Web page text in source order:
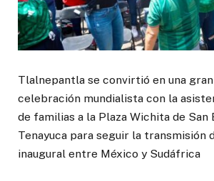
Tlalnepantla se convirtió en una
celebración mundialista con la
de familias a la Plaza Wichita de San
Tenayuca para seguir la transmisión
inaugural entre México y Sudáfrica